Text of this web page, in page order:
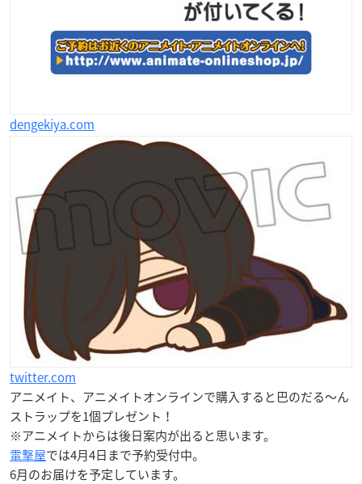
dengekiya.com
twitter.com
アニメイト、アニメイトオンラインで購入すると巴のだる〜ん
ストラップを1個プレゼント！
※アニメイトからは後日案内が出ると思います。
電撃屋では4月4日まで予約受付中。
6月のお届けを予定しています。